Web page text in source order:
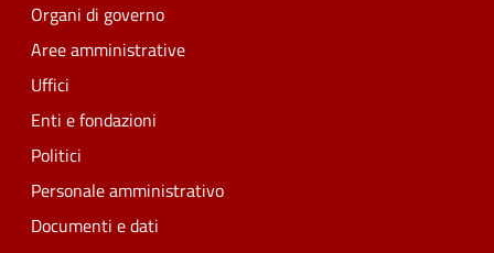
Organi di governo
Aree amministrative
Uffici
Enti e fondazioni
Politici
Personale amministrativo
Documenti e dati